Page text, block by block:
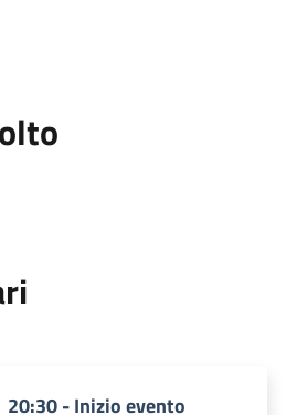
20:30 - Inizio evento